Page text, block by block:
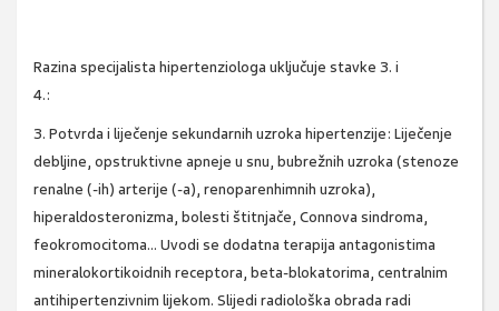
Razina specijalista hipertenziologa uključuje stavke 3. i
4.:
3. Potvrda i liječenje sekundarnih uzroka hipertenzije: Liječenje
debljine, opstruktivne apneje u snu, bubrežnih uzroka (stenoze
renalne (-ih) arterije (-a), renoparenhimnih uzroka),
hiperaldosteronizma, bolesti štitnjače, Connova sindroma,
feokromocitoma... Uvodi se dodatna terapija antagonistima
mineralokortikoidnih receptora, beta-blokatorima, centralnim
antihipertenzivnim lijekom. Slijedi radiološka obrada radi